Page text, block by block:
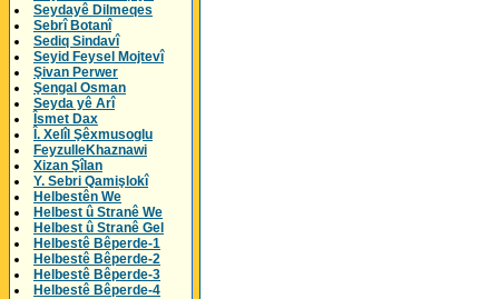
Seydayê Dilmeqes
Sebrî Botanî
Sediq Sindavî
Seyid Feysel Mojtevî
Şivan Perwer
Şengal Osman
Seyda yê Arî
Îsmet Dax
Î. Xelîl Şêxmusoglu
FeyzulleKhaznawi
Xizan Şîlan
Y. Sebri Qamişlokî
Helbestên We
Helbest û Stranê We
Helbest û Stranê Gel
Helbestê Bêperde-1
Helbestê Bêperde-2
Helbestê Bêperde-3
Helbestê Bêperde-4